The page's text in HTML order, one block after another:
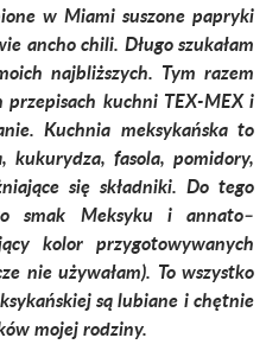
w Miami suszone papryki
ancho chili. Długo szukałam
najbliższych. Tym razem
kuchni TEX-MEX i
Kuchnia meksykańska to
kukurydza, fasola, pomidory,
się składniki. Do tego
smak Meksyku i annato–
kolor przygotowywanych
nie używałam). To wszystko
są lubiane i chętnie
mojej rodziny.